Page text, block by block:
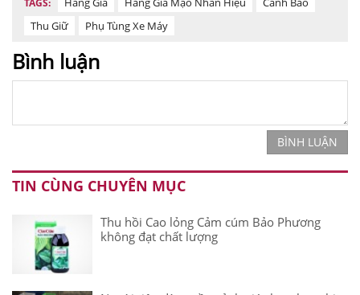
TAGS:
Thu Giữ
Phụ Tùng Xe Máy
Bình luận
BÌNH LUẬN
TIN CÙNG CHUYÊN MỤC
Thu hồi Cao lỏng Cảm cúm Bảo Phương
không đạt chất lượng